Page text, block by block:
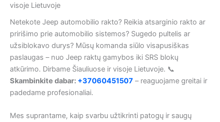
visoje Lietuvoje
Netekote Jeep automobilio rakto? Reikia atsarginio rakto ar
pririšimo prie automobilio sistemos? Sugedo pultelis ar
užsiblokavo durys? Mūsų komanda siūlo visapusiškas
paslaugas – nuo Jeep raktų gamybos iki SRS blokų
atkūrimo. Dirbame Šiauliuose ir visoje Lietuvoje. 📞
Skambinkite dabar: +37060451507 – reaguojame greitai ir
padedame profesionaliai.
Mes suprantame, kaip svarbu užtikrinti patogų ir saugų